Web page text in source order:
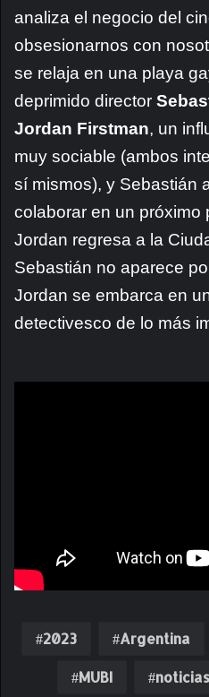
analiza el negocio del
obsesionarnos con
se relaja en una playa
deprimido director
Jordan Firstman, un
muy sociable (ambos
sí mismos), y Sebastián
colaborar en un próximo
Jordan regresa a la
Sebastián no aparece
Jordan se embarca en
detectivesco de lo más
2023 Argentina
MUBI noticias